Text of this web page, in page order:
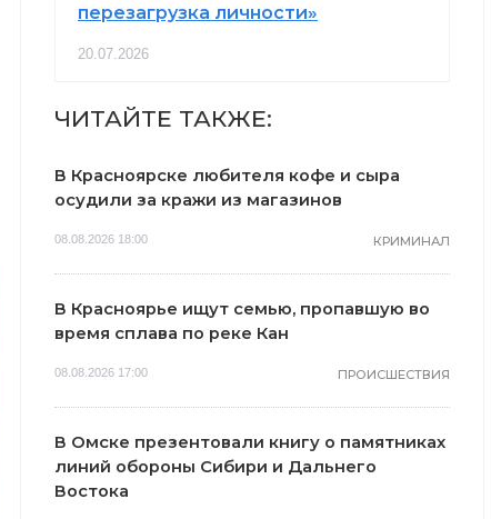
перезагрузка личности»
20.07.2026
ЧИТАЙТЕ ТАКЖЕ:
В Красноярске любителя кофе и сыра
осудили за кражи из магазинов
08.08.2026 18:00 КРИМИНАЛ
В Красноярье ищут семью, пропавшую во
время сплава по реке Кан
08.08.2026 17:00 ПРОИСШЕСТВИЯ
В Омске презентовали книгу о памятниках
линий обороны Сибири и Дальнего
Востока